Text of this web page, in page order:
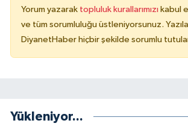
Yorum yazarak topluluk kurallarımızı kabul
ve tüm sorumluluğu üstleniyorsunuz.
DiyanetHaber hiçbir şekilde sorumlu
Yükleniyor...
Trabzon Müftülüğü
Tunceli Müftülüğü